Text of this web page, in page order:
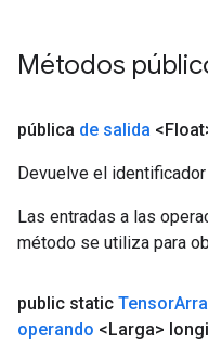
Métodos
pública de salida
Devuelve el
Las entradas a las
método se utiliza para
public static Tensor
operando <Larga>